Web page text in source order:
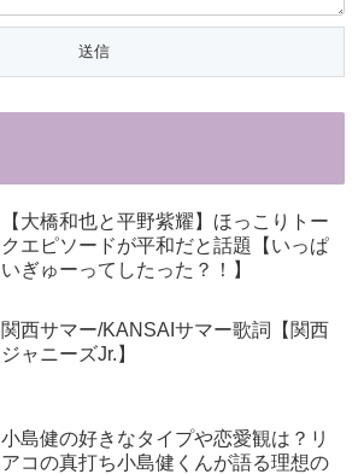
【大橋和也と平野紫耀】ほっこりトー
クエピソードが平和だと話題【いっぱ
いぎゅーってしたった？！】
関西サマー/KANSAIサマー歌詞【関西
ジャニーズJr.】
小島健の好きなタイプや恋愛観は？リ
アコの真打ち小島健くんが語る理想の